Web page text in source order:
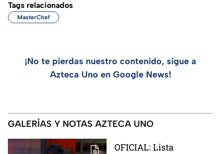
Tags relacionados
MasterChef
¡No te pierdas nuestro contenido, sigue a
Azteca Uno en Google News!
GALERÍAS Y NOTAS AZTECA UNO
OFICIAL: Lista